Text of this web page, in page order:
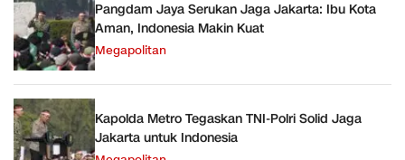
Pangdam Jaya Serukan Jaga Jakarta: Ibu Kota
Aman, Indonesia Makin Kuat
Megapolitan
Kapolda Metro Tegaskan TNI-Polri Solid Jaga
Jakarta untuk Indonesia